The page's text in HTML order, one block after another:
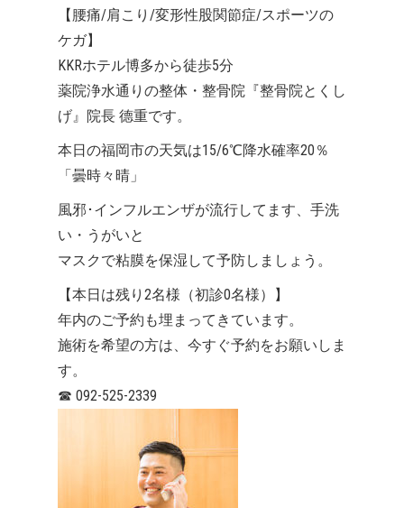
【腰痛/肩こり/変形性股関節症/スポーツの
ケガ】
KKRホテル博多から徒歩5分
薬院浄水通りの整体・整骨院『整骨院とくし
げ』院長 德重です。
本日の福岡市の天気は15/6℃降水確率20％
「曇時々晴」
風邪･インフルエンザが流行してます、手洗
い・うがいと
マスクで粘膜を保湿して予防しましょう。
【本日は残り2名様（初診0名様）】
年内のご予約も埋まってきています。
施術を希望の方は、今すぐ予約をお願いしま
す。
☎ 092-525-2339